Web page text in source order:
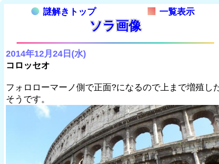
謎解きトップ 一覧表示
ソラ画像
2014年12月24日(水)
コロッセオ
フォロローマーノ側で正面?になるので上まで増殖し
そうです。